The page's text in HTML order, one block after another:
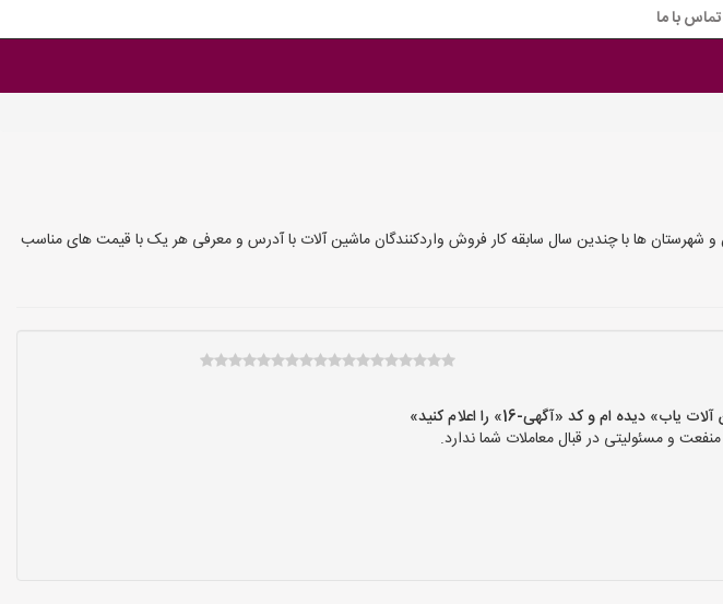
تماس با ما
ها با چندین سال سابقه کار فروش واردکنندگان ماشین آلات با آدرس و معرفی هر یک با قیمت های مناسب
ام و کد «آگهی-16» را اعلام کنید»
و مسئولیتی در قبال معاملات شما ندارد.